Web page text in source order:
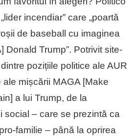
incendiar” care „poartă
de baseball cu imaginea
Donald Trump”. Potrivit site-
pozițiile politice ale AUR
mișcării MAGA [Make
a lui Trump, de la
social – care se prezintă ca
familie – până la oprirea